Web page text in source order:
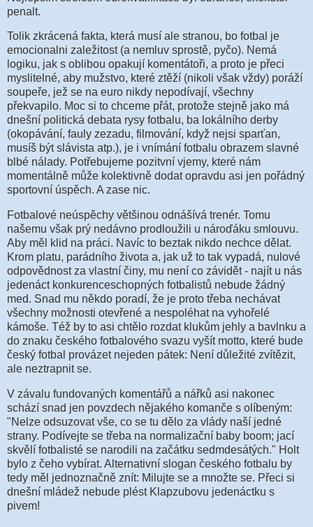
penalt.
Tolik zkrácená fakta, která musí ale stranou, bo fotbal je
emocionalni zaležitost (a nemluv sprostě, pyčo). Nemá
logiku, jak s oblibou opakují komentátoři, a proto je přeci
myslitelné, aby mužstvo, které ztěží (nikoli však vždy) poráží
soupeře, jež se na euro nikdy nepodívají, všechny
překvapilo. Moc si to chceme přát, protože stejně jako má
dnešní politická debata rysy fotbalu, ba lokálního derby
(okopávání, fauly zezadu, filmování, když nejsi sparťan,
musíš být slávista atp.), je i vnímání fotbalu obrazem slavné
blbé nálady. Potřebujeme pozitvní vjemy, které nám
momentálně může kolektivně dodat opravdu asi jen pořádný
sportovní úspěch. A zase nic.
Fotbalové neúspěchy většinou odnášívá trenér. Tomu
našemu však prý nedávno prodloužili u nároďáku smlouvu.
Aby měl klid na práci. Navíc to beztak nikdo nechce dělat.
Krom platu, parádního života a, jak už to tak vypadá, nulové
odpovědnost za vlastní činy, mu není co závidět - najít u nás
jedenáct konkurenceschopných fotbalistů nebude žádný
med. Snad mu někdo poradí, že je proto třeba nechávat
všechny možnosti otevřené a nespoléhat na vyhořelé
kámoše. Též by to asi chtělo rozdat klukům jehly a bavlnku a
do znaku českého fotbalového svazu vyšít motto, které bude
český fotbal provázet nejeden pátek: Není důležité zvítězit,
ale neztrapnit se.
V závalu fundovaných komentářů a nářků asi nakonec
schází snad jen povzdech nějakého komanče s olíbeným:
"Nelze odsuzovat vše, co se tu dělo za vlády naší jedné
strany. Podívejte se třeba na normalizační baby boom; jací
skvělí fotbalisté se narodili na začátku sedmdesátých." Holt
bylo z čeho vybírat. Alternativní slogan českého fotbalu by
tedy měl jednoznačně znít: Milujte se a množte se. Přeci si
dnešní mládež nebude plést Klapzubovu jedenáctku s
pivem!